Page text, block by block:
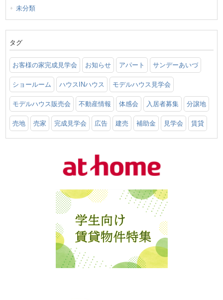
未分類
タグ
お客様の家完成見学会 お知らせ アパート サンデーあいづ
ショールーム ハウスINハウス モデルハウス見学会
モデルハウス販売会 不動産情報 体感会 入居者募集 分譲地
売地 売家 完成見学会 広告 建売 補助金 見学会 賃貸